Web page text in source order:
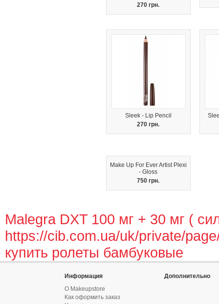
270 грн.
Sleek - Lip Pencil
270 грн.
Make Up For Ever Artist Plexi
- Gloss
750 грн.
Malegra DXT 100 мг + 30 мг (
https://cib.com.ua/uk/private/
купить ролеты бамбуковые
Информация
О Makeupstore
Как оформить заказ
Дополнительно